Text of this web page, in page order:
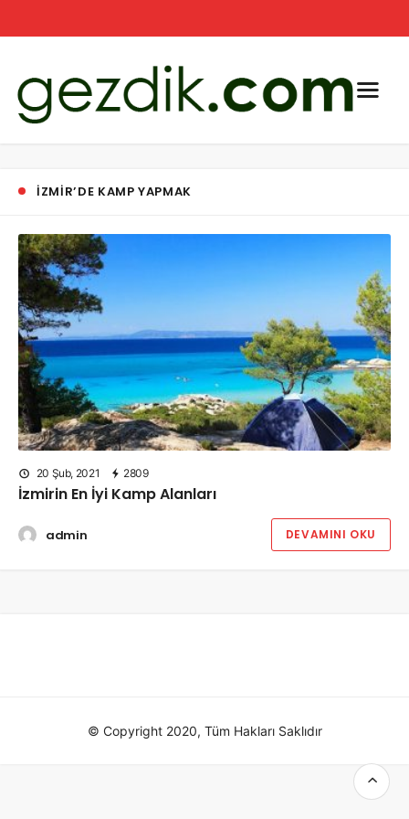
IZMIR’DE KAMP YAPMAK
20 Şub, 2021 2809
İzmirin En İyi Kamp Alanları
admin DEVAMINI OKU
© Copyright 2020, Tüm Hakları Saklıdır